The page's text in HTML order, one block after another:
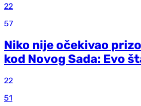
22
57
Niko nije očekivao
kod Novog Sada: Evo
22
51